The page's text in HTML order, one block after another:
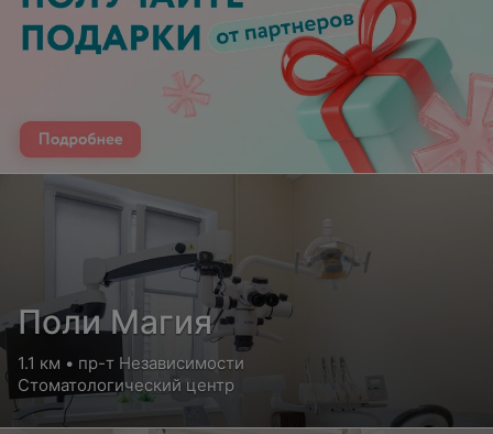
Поли Магия
1.1 км • пр-т Независимости
Стоматологический центр